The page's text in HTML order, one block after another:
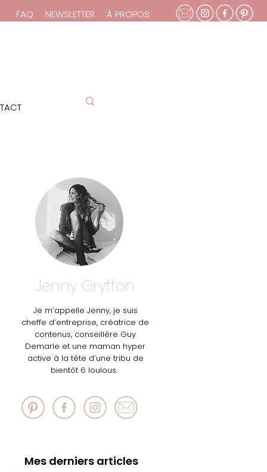
FAQ NEWSLETTER À PROPOS
Jenny Gryffon
Je m’appelle Jenny, je suis
cheffe d’entreprise, créatrice de
contenus, conseillère Guy
Demarle et une maman hyper
active à la tête d’une tribu de
bientôt 6 loulous.
Mes derniers articles